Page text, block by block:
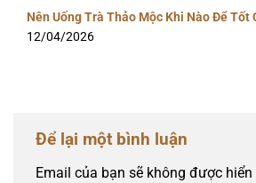
Nên Uống Trà Thảo Mộc Khi Nào Để Tốt
12/04/2026
Để lại một bình luận
Email của bạn sẽ không được